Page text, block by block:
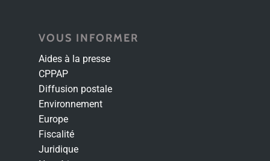
VOUS INFORMER
Aides à la presse
CPPAP
Diffusion postale
Environnement
Europe
Fiscalité
Juridique